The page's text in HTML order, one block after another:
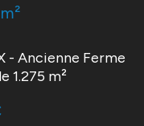
- Ancienne Ferme
1.275 m²